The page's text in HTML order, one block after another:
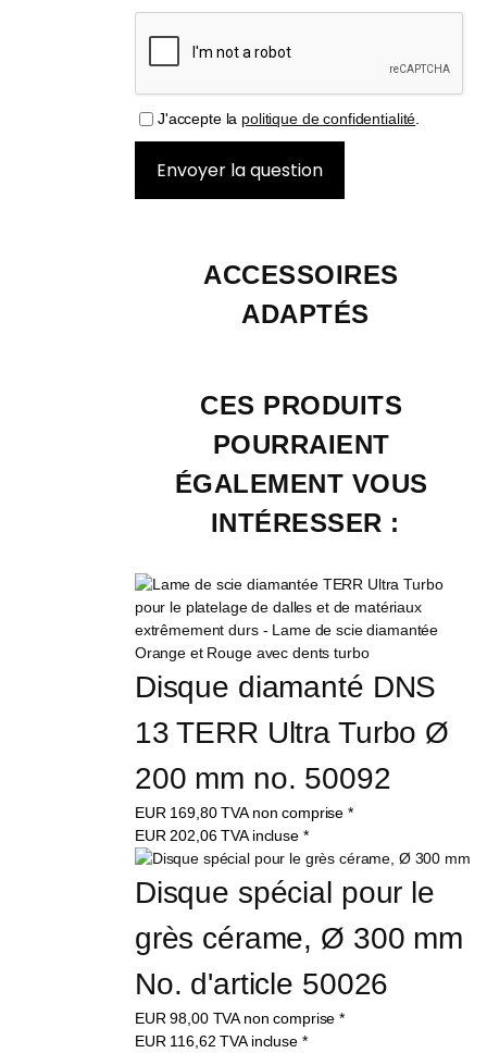
J'accepte la politique de confidentialité
ACCESSOIRES
ADAPTÉS
CES PRODUITS
POURRAIENT
ÉGALEMENT VOUS
INTÉRESSER :
Disque diamanté DNS
13 TERR Ultra Turbo Ø
200 mm no. 50092
EUR 169,80TVA non comprise *
EUR 202,06TVA incluse *
Disque spécial pour le
grès cérame, Ø 300 mm
No. d'article 50026
EUR98,00 TVA non comprise *
EUR 116,62TVA incluse *